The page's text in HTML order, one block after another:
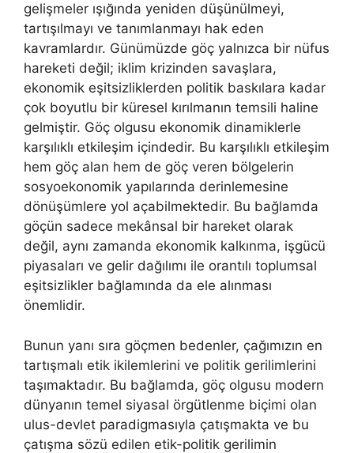
gelişmeler ışığında yeniden düşünülmeyi,
tartışılmayı ve tanımlanmayı hak eden
kavramlardır. Günümüzde göç yalnızca bir nüfus
hareketi değil; iklim krizinden savaşlara,
ekonomik eşitsizliklerden politik baskılara kadar
çok boyutlu bir küresel kırılmanın temsili haline
gelmiştir. Göç olgusu ekonomik dinamiklerle
karşılıklı etkileşim içindedir. Bu karşılıklı etkileşim
hem göç alan hem de göç veren bölgelerin
sosyoekonomik yapılarında derinlemesine
dönüşümlere yol açabilmektedir. Bu bağlamda
göçün sadece mekânsal bir hareket olarak
değil, aynı zamanda ekonomik kalkınma, işgücü
piyasaları ve gelir dağılımı ile orantılı toplumsal
eşitsizlikler bağlamında da ele alınması
önemlidir.
Bunun yanı sıra göçmen bedenler, çağımızın en
tartışmalı etik ikilemlerini ve politik gerilimlerini
taşımaktadır. Bu bağlamda, göç olgusu modern
dünyanın temel siyasal örgütlenme biçimi olan
ulus-devlet paradigmasıyla çatışmakta ve bu
çatışma sözü edilen etik-politik gerilimin